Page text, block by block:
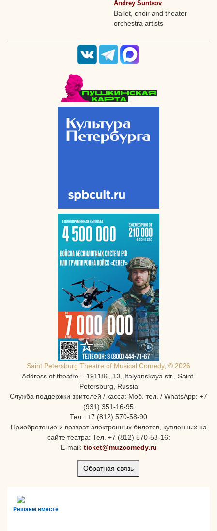
Andrey Suntsov
Ballet, choir and theater
orchestra artists
Saint Petersburg Theatre of Musical Comedy, © 2026
Address of theatre – 191186, 13, Italyanskaya str., Saint-
Petersburg, Russia
Служба поддержки зрителей / касса: Моб. тел. / WhatsApp: +7
(931) 351-16-95
Тел.: +7 (812) 570-58-90
Приобретение и возврат электронных билетов, купленных на
сайте театра: Тел. +7 (812) 570-53-16:
E-mail: ticket@muzcomedy.ru
Обратная связь
Решаем вместе